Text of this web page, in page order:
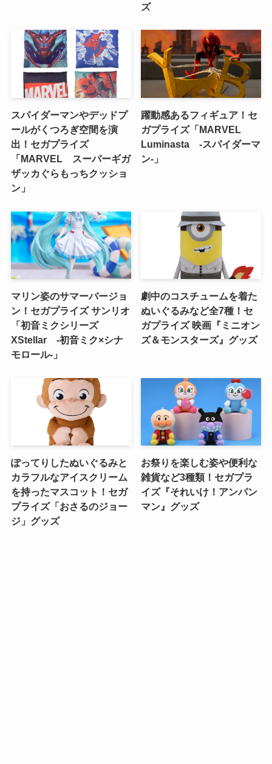
ズ
スパイダーマンやデッドプ
ールがくつろぎ空間を演
出！セガプライズ
「MARVEL スーパーギガ
ザッカぐらもっちクッショ
ン」
躍動感あるフィギュア！セ
ガプライズ「MARVEL
Luminasta ‐スパイダーマ
ン‐」
マリン姿のサマーバージョ
ン！セガプライズ サンリオ
「初音ミクシリーズ
XStellar ‐初音ミク×シナ
モロール‐」
劇中のコスチュームを着た
ぬいぐるみなど全7種！セ
ガプライズ 映画『ミニオン
ズ＆モンスターズ』グッズ
ぽってりしたぬいぐるみと
カラフルなアイスクリーム
を持ったマスコット！セガ
プライズ「おさるのジョー
ジ」グッズ
お祭りを楽しむ姿や便利な
雑貨など3種類！セガプラ
イズ『それいけ！アンパン
マン』グッズ